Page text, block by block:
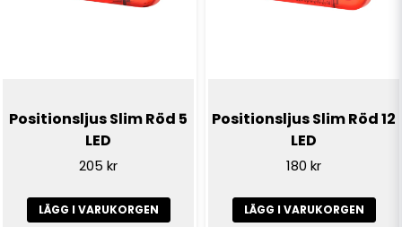
Positionsljus Slim Röd 5
LED
205 kr
LÄGG I VARUKORGEN
Positionsljus Slim Röd 12
LED
180 kr
LÄGG I VARUKORGEN